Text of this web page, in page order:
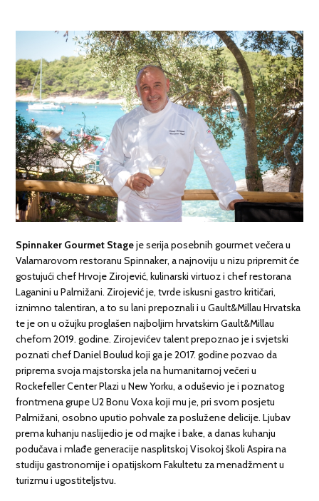
Spinnaker Gourmet Stageje serija posebnih gourmet večera u
Valamarovom restoranu Spinnaker, a najnoviju u nizu pripremit će
gostujući chef Hrvoje Zirojević, kulinarski virtuoz i chef restorana
Laganini u Palmižani. Zirojević je, tvrde iskusni gastro kritičari,
iznimno talentiran, a to su lani prepoznali i u Gault&Millau Hrvatska
te je on u ožujku proglašen najboljim hrvatskim Gault&Millau
chefom 2019. godine. Zirojevićev talent prepoznao je i svjetski
poznati chef Daniel Boulud koji ga je 2017. godine pozvao da
priprema svoja majstorska jela na humanitarnoj večeri u
Rockefeller Center Plazi u New Yorku, a oduševio je i poznatog
frontmena grupe U2 Bonu Voxa koji mu je, pri svom posjetu
Palmižani, osobno uputio pohvale za poslužene delicije. Ljubav
prema kuhanju naslijedio je od majke i bake, a danas kuhanju
podučava i mlađe generacije nasplitskoj Visokoj školi Aspira na
studiju gastronomije i opatijskom Fakultetu za menadžment u
turizmu i ugostiteljstvu.